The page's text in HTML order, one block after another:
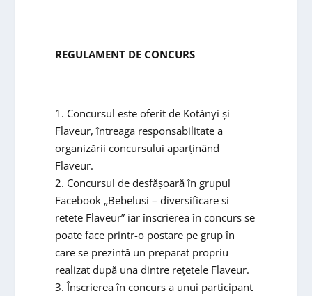
REGULAMENT DE CONCURS
1. Concursul este oferit de Kotányi și
Flaveur, întreaga responsabilitate a
organizării concursului aparținând
Flaveur.
2. Concursul de desfășoară în grupul
Facebook „Bebelusi – diversificare si
retete Flaveur” iar înscrierea în concurs se
poate face printr-o postare pe grup în
care se prezintă un preparat propriu
realizat după una dintre rețetele Flaveur.
3. Înscrierea în concurs a unui participant